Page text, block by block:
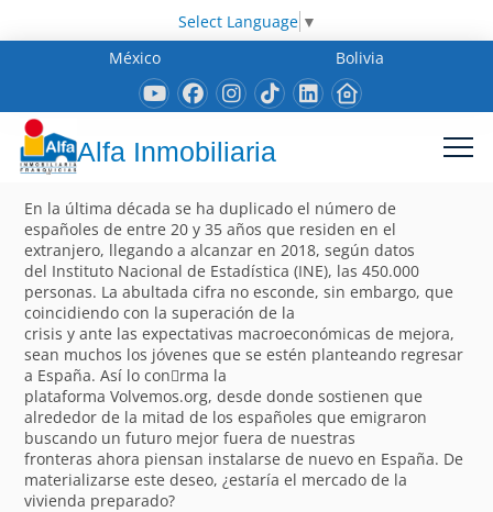
Select Language ▼
México
Bolivia
Alfa Inmobiliaria
En la última década se ha duplicado el número de
españoles de entre 20 y 35 años que residen en el
extranjero, llegando a alcanzar en 2018, según datos
del Instituto Nacional de Estadística (INE), las 450.000
personas. La abultada cifra no esconde, sin embargo, que
coincidiendo con la superación de la
crisis y ante las expectativas macroeconómicas de mejora,
sean muchos los jóvenes que se estén planteando regresar
a España. Así lo con􀁽rma la
plataforma Volvemos.org, desde donde sostienen que
alrededor de la mitad de los españoles que emigraron
buscando un futuro mejor fuera de nuestras
fronteras ahora piensan instalarse de nuevo en España. De
materializarse este deseo, ¿estaría el mercado de la
vivienda preparado?